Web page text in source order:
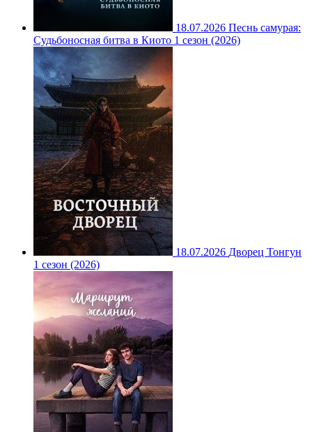
18.07.2026 Песнь самурая:
Судьбоносная битва в Киото 1 сезон (2026)
18.07.2026 Дворец Тонгун
1 сезон (2026)